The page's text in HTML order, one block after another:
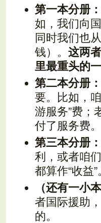
第一本分册
如，我们向
同时我们也
钱）。 这两
里最重头的
第二本分册
要。比如，
游服务”费；
付了服务费
第三本分册
利，或者咱
都算作“收益
（还有一小
者国际援助
的。